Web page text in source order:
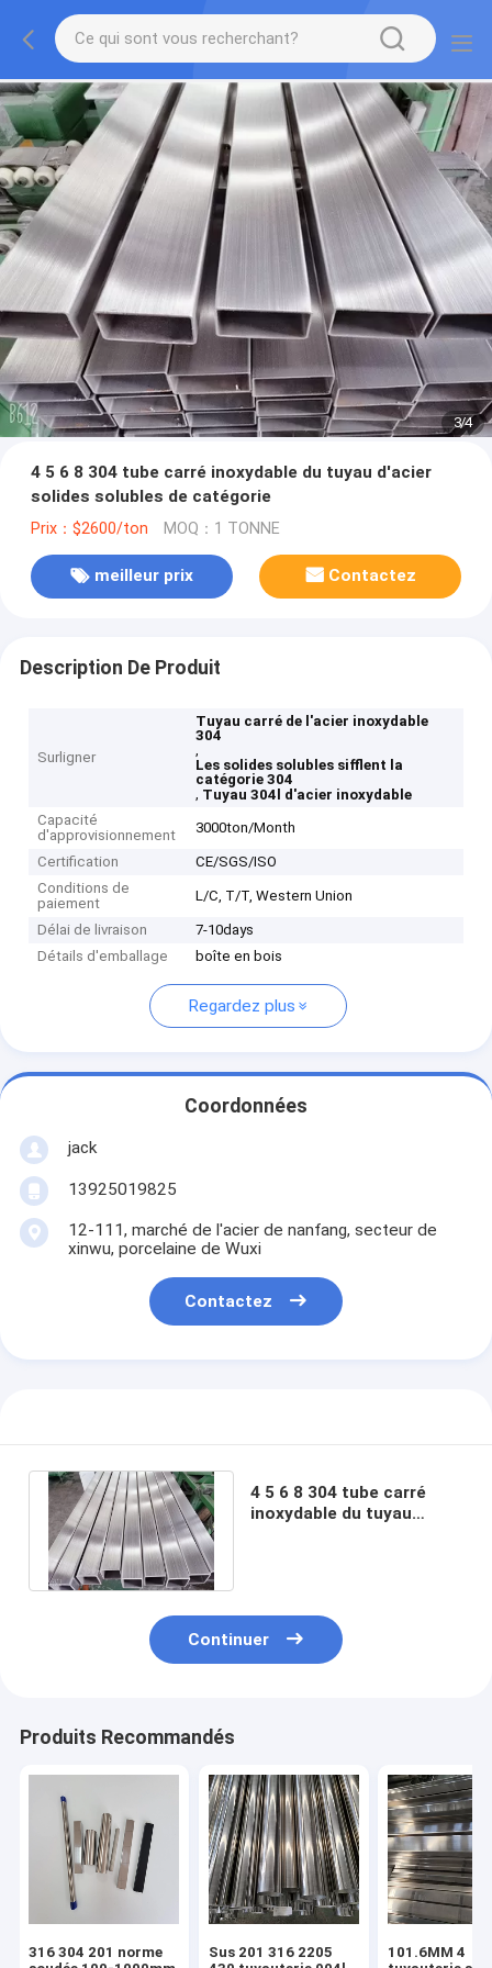
3/4
4 5 6 8 304 tube carré inoxydable du tuyau d'acier
solides solubles de catégorie
Prix：$2600/ton MOQ：1 TONNE
meilleur prix Contactez
Description De Produit
Surligner
Tuyau carré de l'acier inoxydable
304
,
Les solides solubles sifflent la
catégorie 304
, Tuyau 304l d'acier inoxydable
Capacité
d'approvisionnement
3000ton/Month
Certification
CE/SGS/ISO
Conditions de
paiement
L/C, T/T, Western Union
Délai de livraison
7-10days
Détails d'emballage
boîte en bois
Regardez plus
Coordonnées
jack
13925019825
12-111, marché de l'acier de nanfang, secteur de
xinwu, porcelaine de Wuxi
Contactez
4 5 6 8 304 tube carré
inoxydable du tuyau
Continuer
Produits Recommandés
316 304 201 norme
Sus 201 316 2205
101.6MM 4